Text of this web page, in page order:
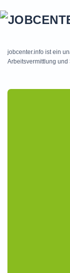
jobcenter.info ist ein
Arbeitsvermittlung